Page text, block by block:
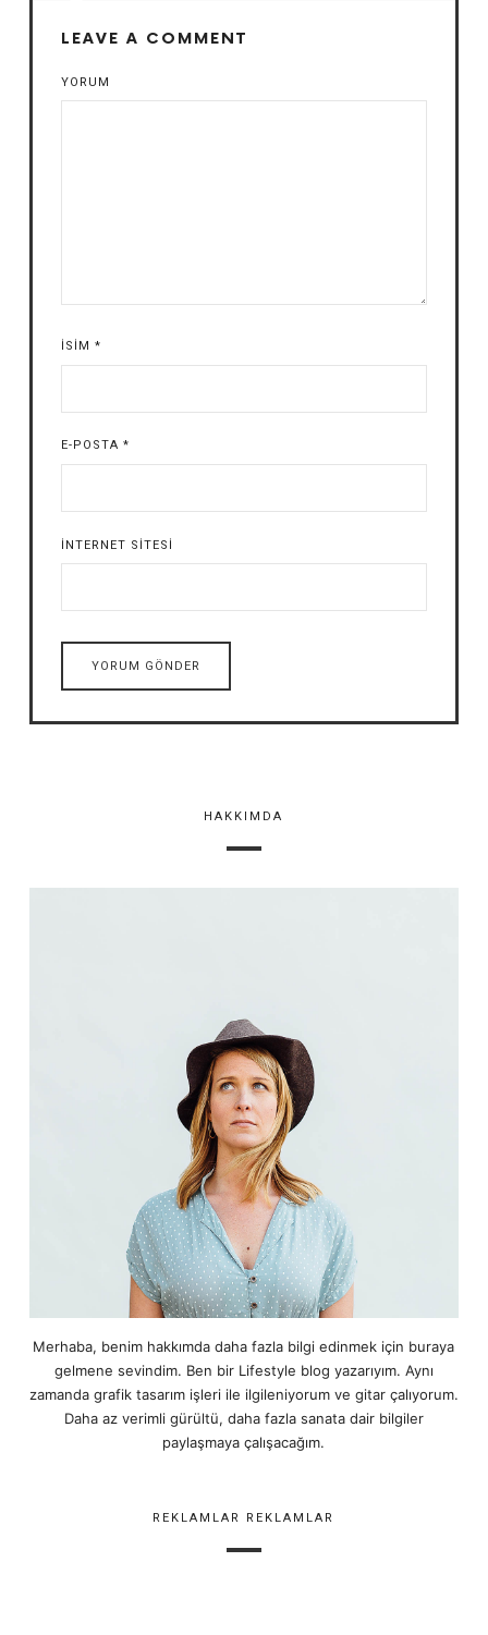
LEAVE A COMMENT
YORUM
İSIM *
E-POSTA *
İNTERNET SITESI
HAKKIMDA
Merhaba, benim hakkımda daha fazla bilgi edinmek için buraya
gelmene sevindim. Ben bir Lifestyle blog yazarıyım. Aynı
zamanda grafik tasarım işleri ile ilgileniyorum ve gitar çalıyorum.
Daha az verimli gürültü, daha fazla sanata dair bilgiler
paylaşmaya çalışacağım.
REKLAMLAR REKLAMLAR